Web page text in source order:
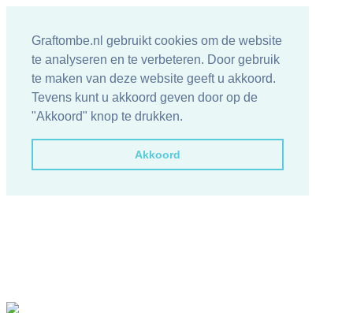
Graftombe.nl gebruikt cookies om de website
te analyseren en te verbeteren. Door gebruik
te maken van deze website geeft u akkoord.
Tevens kunt u akkoord geven door op de
"Akkoord" knop te drukken.
Akkoord